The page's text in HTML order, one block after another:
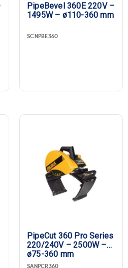
PipeBevel 360E 220V –
1495W – ø110-360 mm
SCNPBE360
PipeCut 360 Pro Series
220/240V – 2500W –
ø75-360 mm
SANPCR360